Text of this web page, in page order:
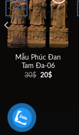
-33%
Add to
wishlist
Mẫu Phúc Đan
Tam Đa-06
30$
Giá
20$Giá